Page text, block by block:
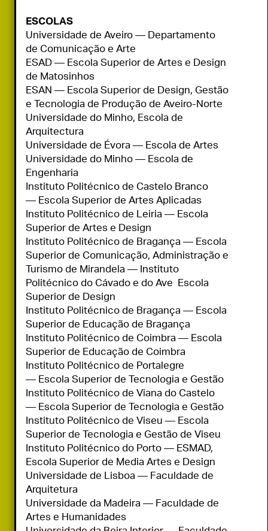
Universidade de Aveiro — Departamento
de Comunicação e Arte
ESAD — Escola Superior de Artes e Design
de Matosinhos
ESAN — Escola Superior de Design, Gestão
e Tecnologia de Produção de Aveiro-Norte
Universidade do Minho, Escola de
Arquitectura
Universidade de Évora — Escola de Artes
Universidade do Minho — Escola de
Engenharia
Instituto Politécnico de Castelo Branco
— Escola Superior de Artes Aplicadas
Instituto Politécnico de Leiria — Escola
Superior de Artes e Design
Instituto Politécnico de Bragança — Escola
Superior de Comunicação, Administração e
Turismo de Mirandela — Instituto
Politécnico do Cávado e do Ave  Escola
Superior de Design
Instituto Politécnico de Bragança — Escola
Superior de Educação de Bragança
Instituto Politécnico de Coimbra — Escola
Superior de Educação de Coimbra
Instituto Politécnico de Portalegre
— Escola Superior de Tecnologia e Gestão
Instituto Politécnico de Viana do Castelo
— Escola Superior de Tecnologia e Gestão
Instituto Politécnico de Viseu — Escola
Superior de Tecnologia e Gestão de Viseu
Instituto Politécnico do Porto — ESMAD,
Escola Superior de Media Artes e Design
Universidade de Lisboa — Faculdade de
Arquitetura
Universidade da Madeira — Faculdade de
Artes e Humanidades